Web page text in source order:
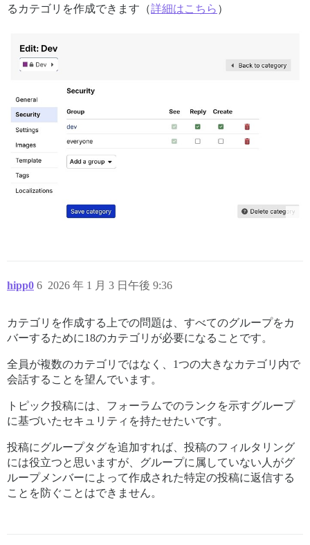
るカテゴリを作成できます（詳細はこちら ）
hipp0 2026 年 1 月 3 日午後 9:36
6
カテゴリを作成する上での問題は、すべてのグループをカ
バーするために18のカテゴリが必要になることです。
全員が複数のカテゴリではなく、1つの大きなカテゴリ内で
会話することを望んでいます。
トピック投稿には、フォーラムでのランクを示すグループ
に基づいたセキュリティを持たせたいです。
投稿にグループタグを追加すれば、投稿のフィルタリング
には役立つと思いますが、グループに属していない人がグ
ループメンバーによって作成された特定の投稿に返信する
ことを防ぐことはできません。